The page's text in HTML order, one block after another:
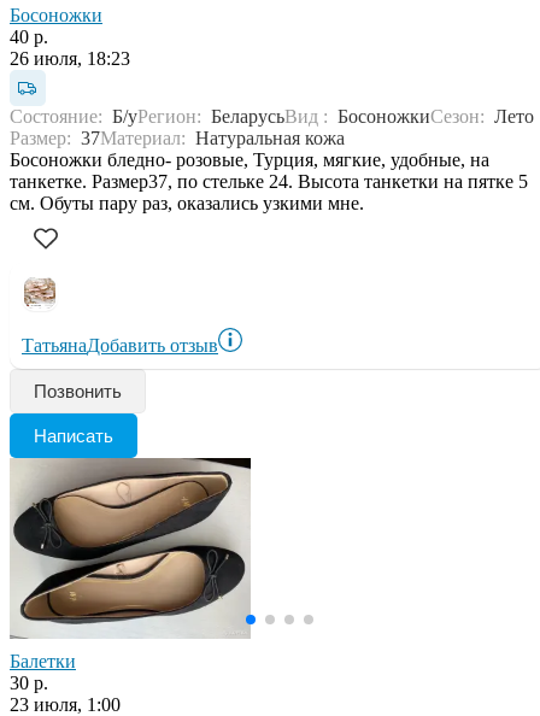
Босоножки
40 р.
26 июля, 18:23
Состояние: Б/уРегион: БеларусьВид : БосоножкиСезон: Лето
Размер: 37Материал: Натуральная кожа
Босоножки бледно- розовые, Турция, мягкие, удобные, на
танкетке. Размер37, по стельке 24. Высота танкетки на пятке 5
см. Обуты пару раз, оказались узкими мне.
ТатьянаДобавить отзыв
Позвонить
Написать
Балетки
30 р.
23 июля, 1:00